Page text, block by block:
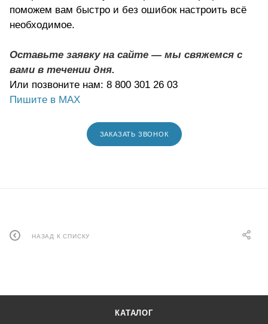
поможем вам быстро и без ошибок настроить всё
необходимое.
Оставьте заявку на сайте — мы свяжемся с
вами в течении дня.
Или позвоните нам: 8 800 301 26 03
Пишите в МАХ
ЗАКАЗАТЬ ЗВОНОК
НАЗАД К СПИСКУ
КАТАЛОГ